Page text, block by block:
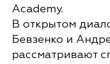
Academy.
В открытом
Бевзенко и
рассматривают